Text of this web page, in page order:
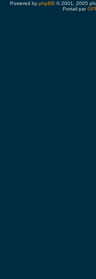
Powered by phpBB © 2001, 2005
Portail par